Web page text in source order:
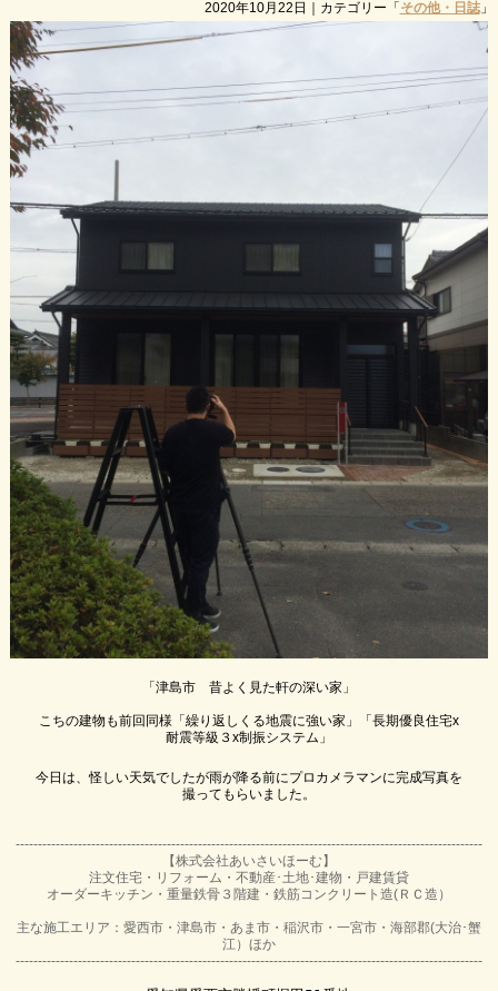
2020年10月22日 ｜カテゴリー「その他・日誌」
「津島市　昔よく見た軒の深い家」
こちの建物も前回同様「繰り返しくる地震に強い家」「長期優良住宅x
耐震等級３x制振システム」
今日は、怪しい天気でしたが雨が降る前にプロカメラマンに完成写真を
撮ってもらいました。
---------------------------------------------------------------------------------------------------------
【株式会社あいさいほーむ】
注文住宅・リフォーム・不動産･土地･建物・戸建賃貸
オーダーキッチン・重量鉄骨３階建・鉄筋コンクリート造(ＲＣ造）
主な施工エリア：愛西市・津島市・あま市・稲沢市・一宮市・海部郡(大治･蟹
江）ほか
---------------------------------------------------------------------------------------------------------